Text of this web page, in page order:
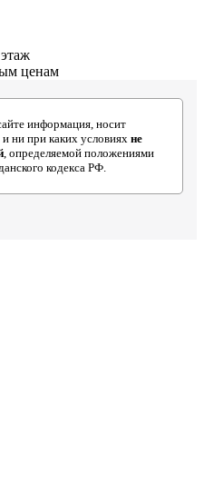
ценам
информация, носит
ни при каких условиях не
, определяемой положениями
кодекса РФ.